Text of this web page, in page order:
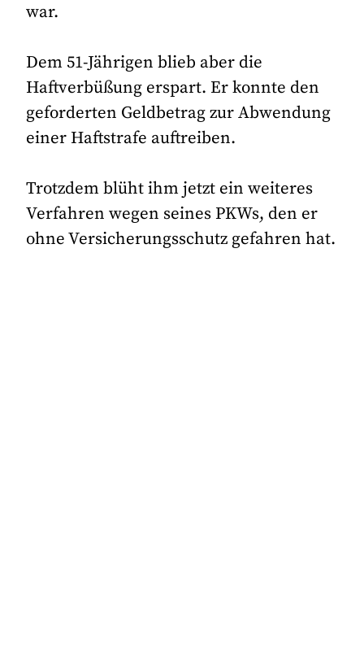
war.
Dem 51-Jährigen blieb aber die
Haftverbüßung erspart. Er konnte den
geforderten Geldbetrag zur Abwendung
einer Haftstrafe auftreiben.
Trotzdem blüht ihm jetzt ein weiteres
Verfahren wegen seines PKWs, den er
ohne Versicherungsschutz gefahren hat.